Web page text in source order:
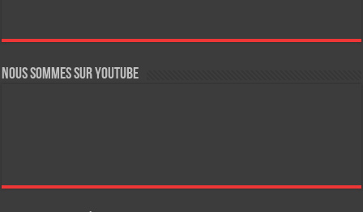
Nous sommes sur YouTube